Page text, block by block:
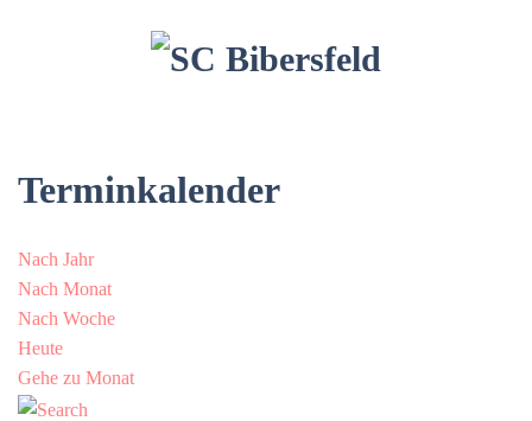
Terminkalender
Nach Jahr
Nach Monat
Nach Woche
Heute
Gehe zu Monat